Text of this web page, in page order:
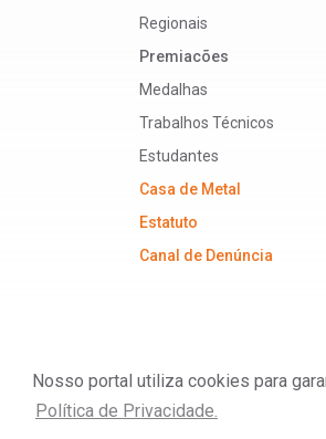
Nosso portal utiliza cookies para
Política de Privacidade.
Regionais
Premiacões
Medalhas
Trabalhos Técnicos
Estudantes
Casa de Metal
Estatuto
Canal de Denúncia
ABM - Associação